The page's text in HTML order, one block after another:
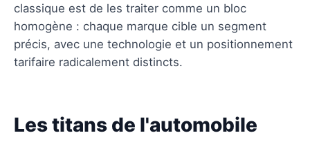
Questions fréquentes
classique est de les traiter comme un bloc
homogène : chaque marque cible un segment
précis, avec une technologie et un positionnement
tarifaire radicalement distincts.
Les titans de l'automobile